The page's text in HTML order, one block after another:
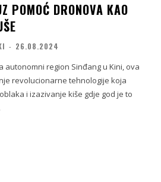
POMOĆ DRONOVA KAO
- 26.08.2024
autonomni region Sinđang u Kini, ova
revolucionarne tehnologije koja
i izazivanje kiše gdje god je to